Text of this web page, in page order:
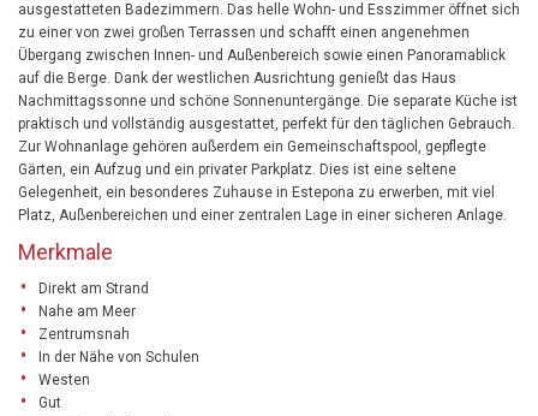
ausgestatteten Badezimmern. Das helle Wohn- und Esszimmer öffnet sich
zu einer von zwei großen Terrassen und schafft einen angenehmen
Übergang zwischen Innen- und Außenbereich sowie einen Panoramablick
auf die Berge. Dank der westlichen Ausrichtung genießt das Haus
Nachmittagssonne und schöne Sonnenuntergänge. Die separate Küche ist
praktisch und vollständig ausgestattet, perfekt für den täglichen Gebrauch.
Zur Wohnanlage gehören außerdem ein Gemeinschaftspool, gepflegte
Gärten, ein Aufzug und ein privater Parkplatz. Dies ist eine seltene
Gelegenheit, ein besonderes Zuhause in Estepona zu erwerben, mit viel
Platz, Außenbereichen und einer zentralen Lage in einer sicheren Anlage.
Merkmale
Direkt am Strand
Nahe am Meer
Zentrumsnah
In der Nähe von Schulen
Westen
Gut